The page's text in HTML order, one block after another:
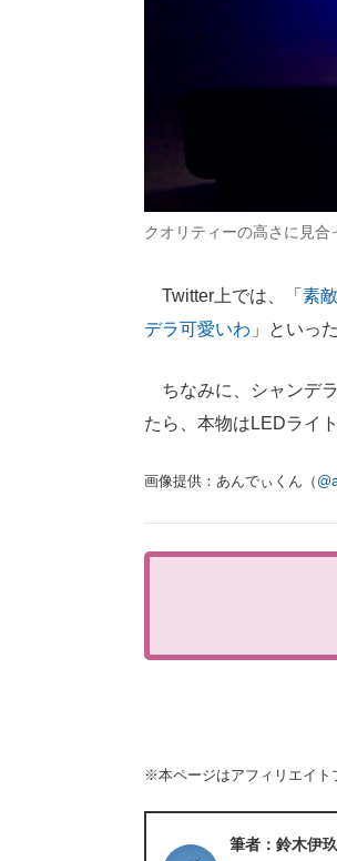
クオリティーの高さに見合
Twitter上では、「 素
デラ可愛いわ 」といっ
ちなみに、シャンデ
たら、本物はLEDライ
画像提供：あんでぃくん（
※本ページはアフィリエイト
筆者：鈴木伊